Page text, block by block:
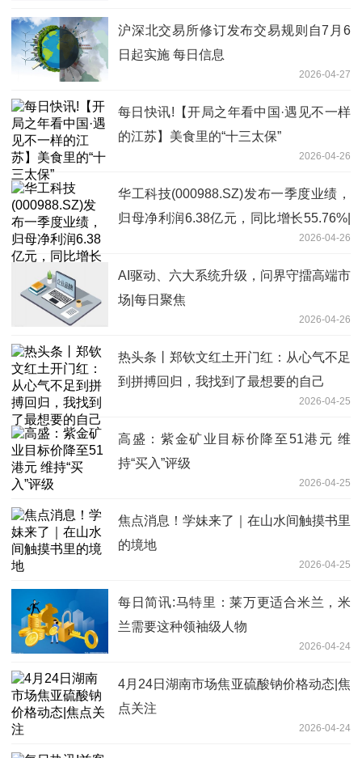
沪深北交易所修订发布交易规则自7月6
日起实施 每日信息
2026-04-27
每日快讯!【开局之年看中国·遇见不一样
的江苏】美食里的“十三太保”
2026-04-26
华工科技(000988.SZ)发布一季度业绩，
归母净利润6.38亿元，同比增长55.76%|
2026-04-26
AI驱动、六大系统升级，问界守擂高端市
场|每日聚焦
2026-04-26
热头条丨郑钦文红土开门红：从心气不足
到拼搏回归，我找到了最想要的自己
2026-04-25
高盛：紫金矿业目标价降至51港元 维
持“买入”评级
2026-04-25
焦点消息！学妹来了｜在山水间触摸书里
的境地
2026-04-25
每日简讯:马特里：莱万更适合米兰，米
兰需要这种领袖级人物
2026-04-24
4月24日湖南市场焦亚硫酸钠价格动态|焦
点关注
2026-04-24